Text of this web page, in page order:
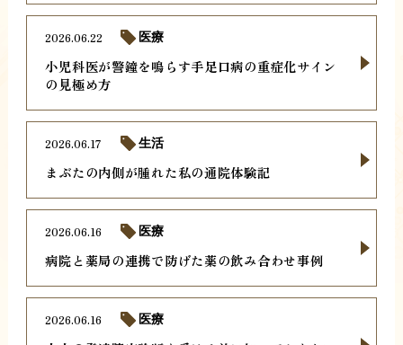
小児科医が警鐘を鳴らす手足口病の重症化サイン
の見極め方
2026.06.22 医療
まぶたの内側が腫れた私の通院体験記
2026.06.17 生活
病院と薬局の連携で防げた薬の飲み合わせ事例
2026.06.16 医療
2026.06.16 医療